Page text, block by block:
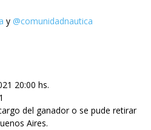
y @comunidadnautica
20:00 hs.
del ganador o se pude retirar
Aires.